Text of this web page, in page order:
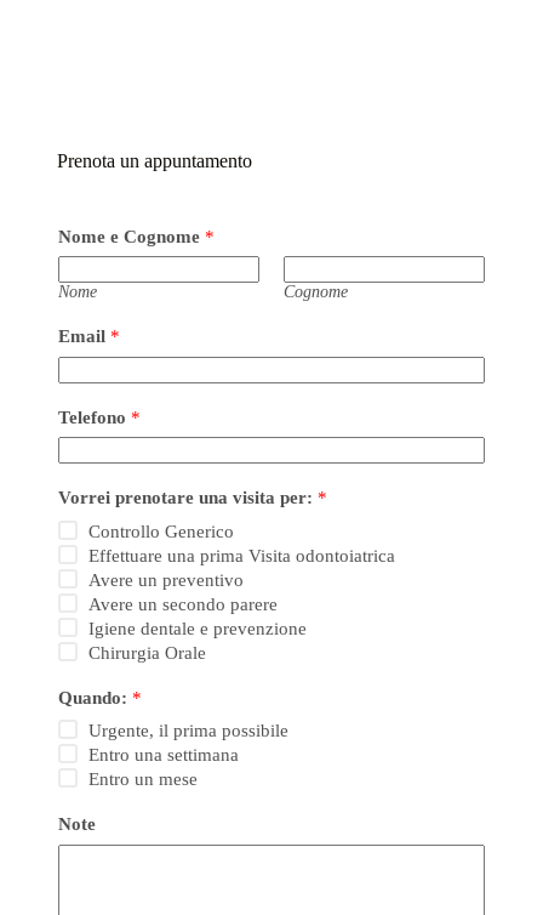
Prenota un appuntamento
Nome e Cognome *
Nome Cognome
Email *
Telefono *
Vorrei prenotare una visita per: *
Controllo Generico
Effettuare una prima Visita odontoiatrica
Avere un preventivo
Avere un secondo parere
Igiene dentale e prevenzione
Chirurgia Orale
Quando: *
Urgente, il prima possibile
Entro una settimana
Entro un mese
Note